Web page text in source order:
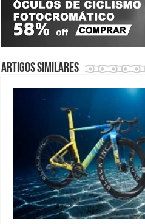
Artigos similares